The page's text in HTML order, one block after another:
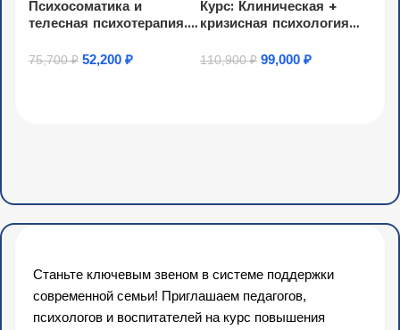
Психосоматика и
телесная психотерапия.
75,700₽ 52,200 ₽
Курс: Клиническая +
кризисная психология
110,900₽ 99,000 ₽
Станьте ключевым звеном в системе поддержки
современной семьи! Приглашаем педагогов,
психологов и воспитателей на курс повышения